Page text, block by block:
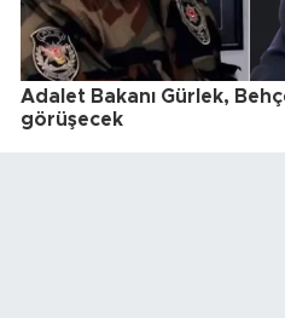
Adalet Bakanı Gürlek,
görüşecek